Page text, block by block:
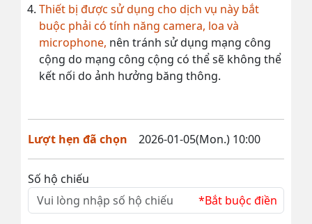
Thiết bị được sử dụng cho dịch vụ này bắt
buộc phải có tính năng camera, loa và
microphone, nên tránh sử dụng mạng công
cộng do mạng công cộng có thể sẽ không thể
kết nối do ảnh hưởng băng thông.
Lượt hẹn đã chọn 2026-01-05(Mon.) 10:00
Số hộ chiếu
*Bắt buộc điền